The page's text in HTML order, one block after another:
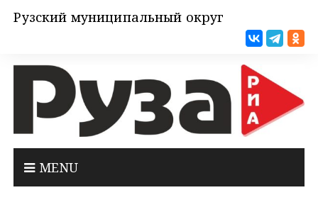
Рузский муниципальный округ
MENU